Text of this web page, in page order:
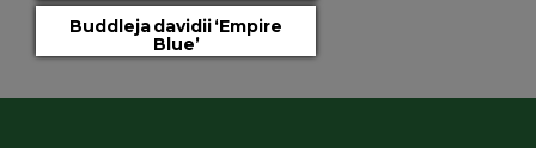
Buddleja davidii ‘Empire
Blue’